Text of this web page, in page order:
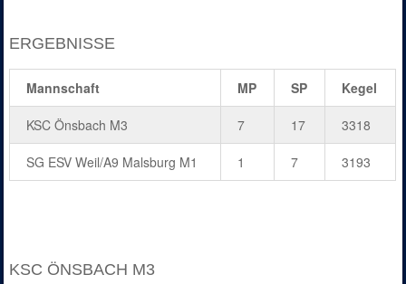
ERGEBNISSE
Mannschaft MP SP Kegel
KSC Önsbach M3 7 17 3318
SG ESV Weil/A9 Malsburg M1 1 7 3193
KSC ÖNSBACH M3